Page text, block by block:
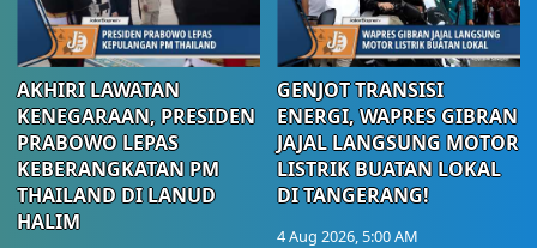
AKHIRI LAWATAN
KENEGARAAN, PRESIDEN
PRABOWO LEPAS
KEBERANGKATAN PM
THAILAND DI LANUD
HALIM
GENJOT TRANSISI
ENERGI, WAPRES GIBRAN
JAJAL LANGSUNG MOTOR
LISTRIK BUATAN LOKAL
DI TANGERANG!
4 Aug 2026, 5:00 AM